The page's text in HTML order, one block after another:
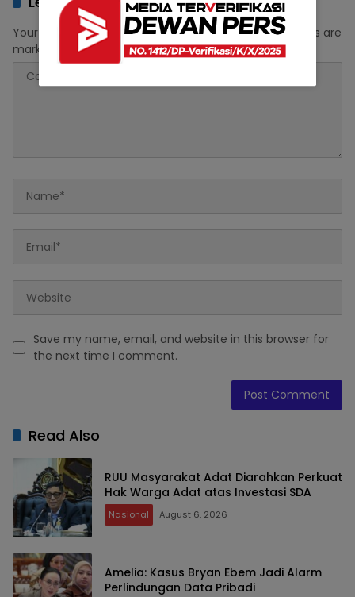
Your email address will not be published. Required fields are
marked
Save my name, email, and website in this browser for
the next time I comment.
Read Also
RUU Masyarakat Adat Diarahkan Perkuat
Hak Warga Adat atas Investasi SDA
Nasional August 6, 2026
Amelia: Kasus Bryan Ebem Jadi Alarm
Perlindungan Data Pribadi